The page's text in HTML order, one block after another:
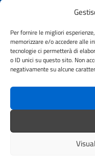
Per fornire le migliori
memorizzare e/o accedere alle
tecnologie ci permetterà di
o ID unici su questo sito. Non
negativamente su alcune
Informativa privacy
Cookie policy
Dichiarazione di
Note legali
SEGUICI SU
Facebook Comune